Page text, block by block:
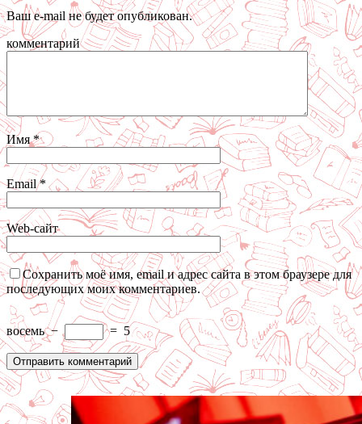
Ваш e-mail не будет опубликован.
комментарий
Имя*
Email*
Web-сайт
Сохранить моё имя, email и адрес сайта в этом браузере для
последующих моих комментариев.
восемь − = 5